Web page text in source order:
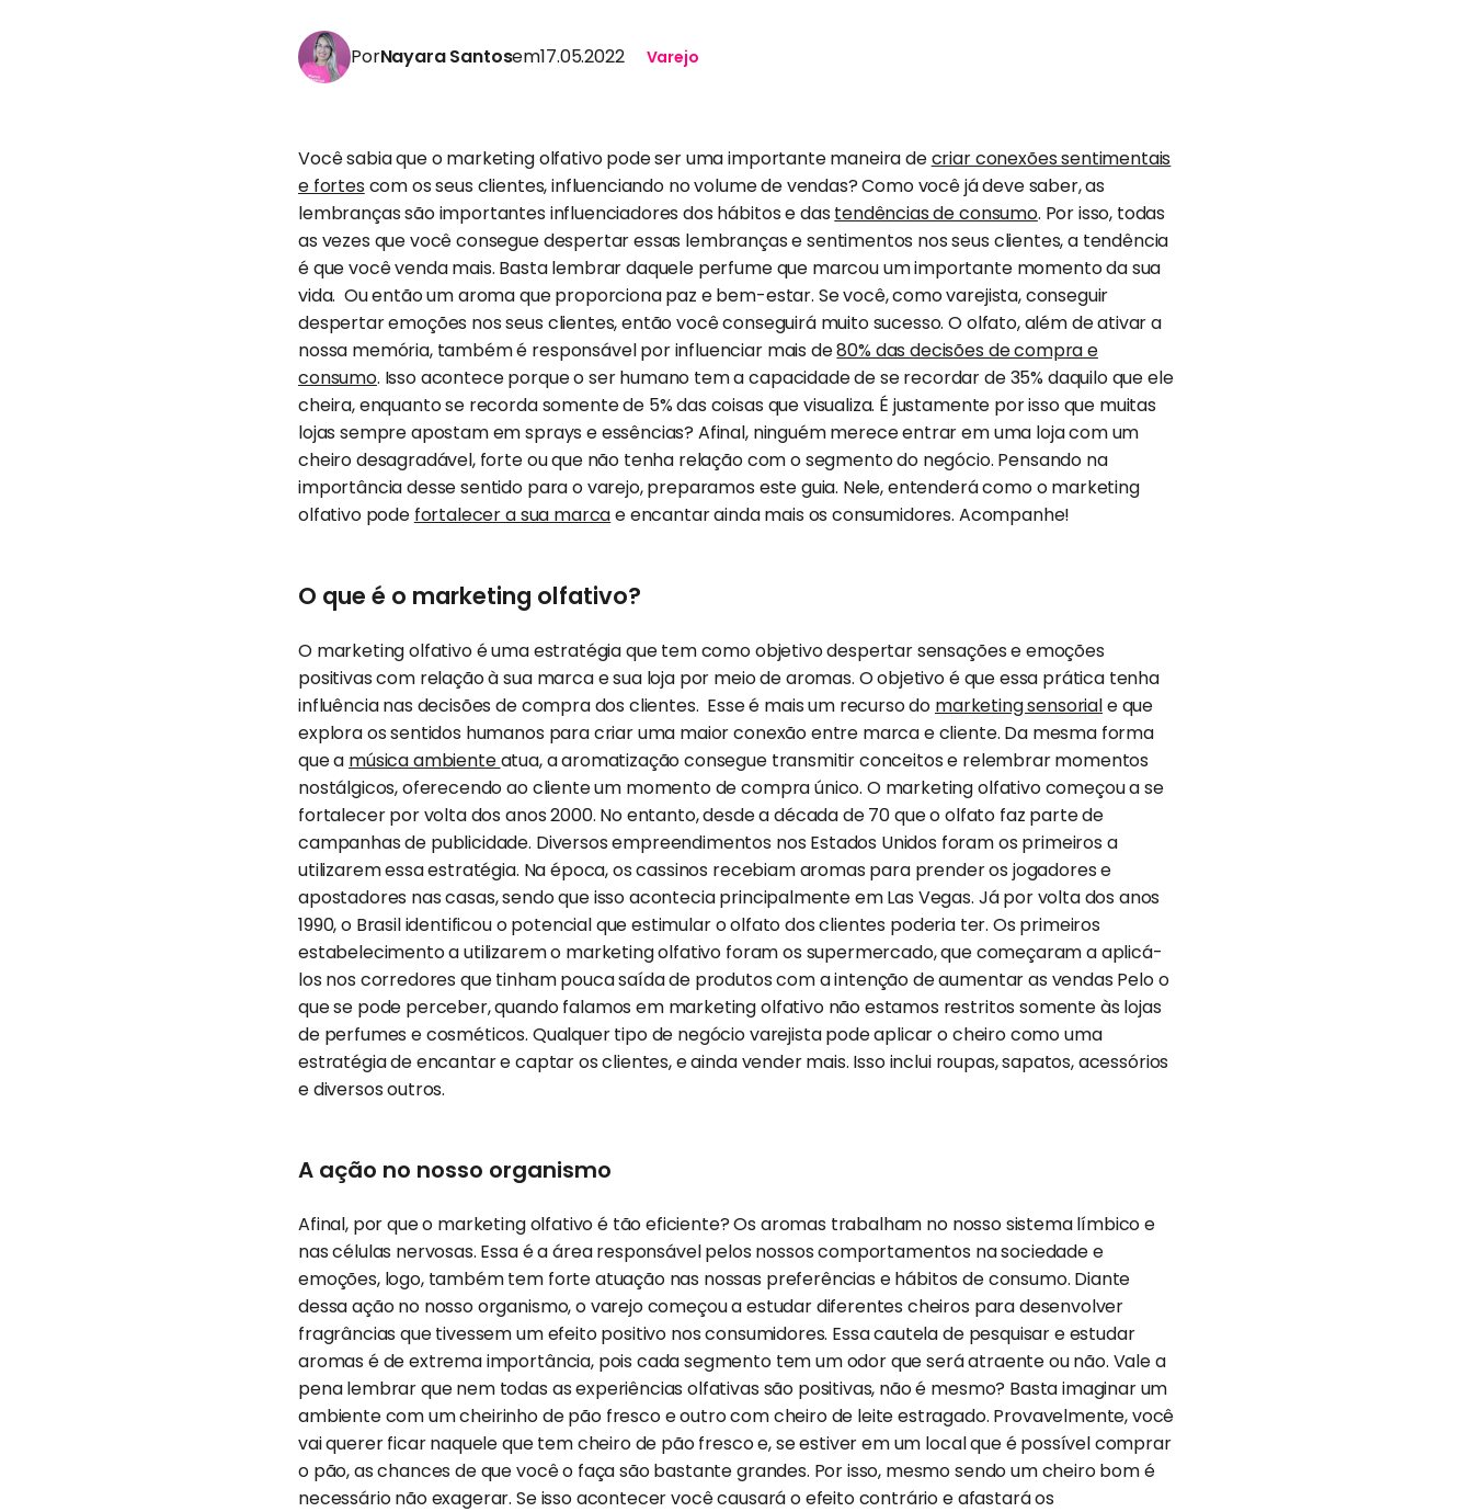
PorNayara Santosem17.05.2022 Varejo
Você sabia que o marketing olfativo pode ser uma importante maneira decriar conexões sentimentais
e fortes com os seus clientes, influenciando no volume de vendas? Como você já deve saber, as
lembranças são importantes influenciadores dos hábitos e das tendências de consumo. Por isso, todas
as vezes que você consegue despertar essas lembranças e sentimentos nos seus clientes, a tendência
é que você venda mais. Basta lembrar daquele perfume que marcou um importante momento da sua
vida. Ou então um aroma que proporciona paz e bem-estar. Se você, como varejista, conseguir
despertar emoções nos seus clientes, então você conseguirá muito sucesso. O olfato, além de ativar a
nossa memória, também é responsável por influenciar mais de80% das decisões de compra e
consumo. Isso acontece porque o ser humano tem a capacidade de se recordar de 35% daquilo que ele
cheira, enquanto se recorda somente de 5% das coisas que visualiza. É justamente por isso que muitas
lojas sempre apostam em sprays e essências? Afinal, ninguém merece entrar em uma loja com um
cheiro desagradável, forte ou que não tenha relação com o segmento do negócio. Pensando na
importância desse sentido para o varejo, preparamos este guia. Nele, entenderá como o marketing
olfativo pode fortalecer a sua marcae encantar ainda mais os consumidores. Acompanhe!
O que é o marketing olfativo?
O marketing olfativo é uma estratégia que tem como objetivo despertar sensações e emoções
positivas com relação à sua marca e sua loja por meio de aromas. O objetivo é que essa prática tenha
influência nas decisões de compra dos clientes. Esse é mais um recurso do marketing sensoriale que
explora os sentidos humanos para criar uma maior conexão entre marca e cliente. Da mesma forma
que a música ambienteatua, a aromatização consegue transmitir conceitos e relembrar momentos
nostálgicos, oferecendo ao cliente um momento de compra único. O marketing olfativo começou a se
fortalecer por volta dos anos 2000. No entanto, desde a década de 70 que o olfato faz parte de
campanhas de publicidade. Diversos empreendimentos nos Estados Unidos foram os primeiros a
utilizarem essa estratégia. Na época, os cassinos recebiam aromas para prender os jogadores e
apostadores nas casas, sendo que isso acontecia principalmente em Las Vegas. Já por volta dos anos
1990, o Brasil identificou o potencial que estimular o olfato dos clientes poderia ter. Os primeiros
estabelecimento a utilizarem o marketing olfativo foram os supermercado, que começaram a aplicá-
los nos corredores que tinham pouca saída de produtos com a intenção de aumentar as vendas Pelo o
que se pode perceber, quando falamos em marketing olfativo não estamos restritos somente às lojas
de perfumes e cosméticos. Qualquer tipo de negócio varejista pode aplicar o cheiro como uma
estratégia de encantar e captar os clientes, e ainda vender mais. Isso inclui roupas, sapatos, acessórios
e diversos outros.
A ação no nosso organismo
Afinal, por que o marketing olfativo é tão eficiente? Os aromas trabalham no nosso sistema límbico e
nas células nervosas. Essa é a área responsável pelos nossos comportamentos na sociedade e
emoções, logo, também tem forte atuação nas nossas preferências e hábitos de consumo. Diante
dessa ação no nosso organismo, o varejo começou a estudar diferentes cheiros para desenvolver
fragrâncias que tivessem um efeito positivo nos consumidores. Essa cautela de pesquisar e estudar
aromas é de extrema importância, pois cada segmento tem um odor que será atraente ou não. Vale a
pena lembrar que nem todas as experiências olfativas são positivas, não é mesmo? Basta imaginar um
ambiente com um cheirinho de pão fresco e outro com cheiro de leite estragado. Provavelmente, você
vai querer ficar naquele que tem cheiro de pão fresco e, se estiver em um local que é possível comprar
o pão, as chances de que você o faça são bastante grandes. Por isso, mesmo sendo um cheiro bom é
necessário não exagerar. Se isso acontecer você causará o efeito contrário e afastará os